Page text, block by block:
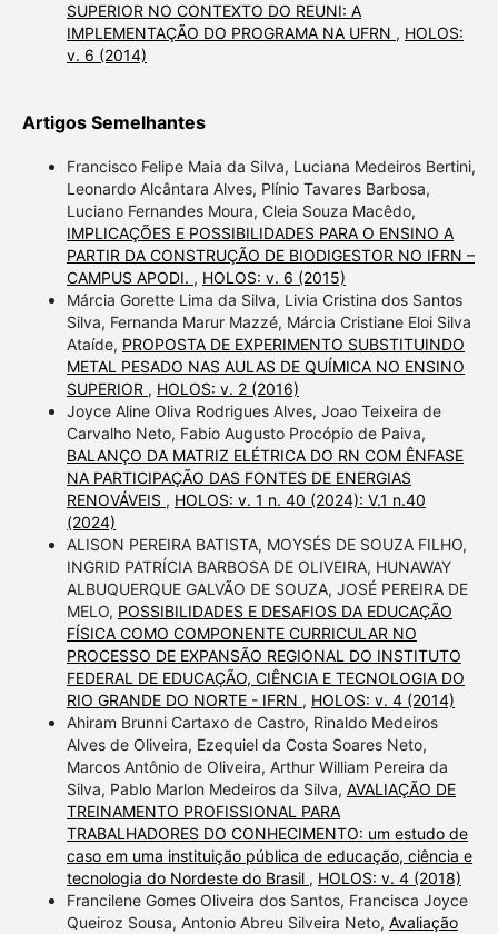
SUPERIOR NO CONTEXTO DO REUNI: A
IMPLEMENTAÇÃO DO PROGRAMA NA UFRN , HOLOS:
v. 6 (2014)
Artigos Semelhantes
Francisco Felipe Maia da Silva, Luciana Medeiros Bertini,
Leonardo Alcântara Alves, Plínio Tavares Barbosa,
Luciano Fernandes Moura, Cleia Souza Macêdo,
IMPLICAÇÕES E POSSIBILIDADES PARA O ENSINO A
PARTIR DA CONSTRUÇÃO DE BIODIGESTOR NO IFRN –
CAMPUS APODI. , HOLOS: v. 6 (2015)
Márcia Gorette Lima da Silva, Livia Cristina dos Santos
Silva, Fernanda Marur Mazzé, Márcia Cristiane Eloi Silva
Ataíde, PROPOSTA DE EXPERIMENTO SUBSTITUINDO
METAL PESADO NAS AULAS DE QUÍMICA NO ENSINO
SUPERIOR , HOLOS: v. 2 (2016)
Joyce Aline Oliva Rodrigues Alves, Joao Teixeira de
Carvalho Neto, Fabio Augusto Procópio de Paiva,
BALANÇO DA MATRIZ ELÉTRICA DO RN COM ÊNFASE
NA PARTICIPAÇÃO DAS FONTES DE ENERGIAS
RENOVÁVEIS , HOLOS: v. 1 n. 40 (2024): V.1 n.40
(2024)
ALISON PEREIRA BATISTA, MOYSÉS DE SOUZA FILHO,
INGRID PATRÍCIA BARBOSA DE OLIVEIRA, HUNAWAY
ALBUQUERQUE GALVÃO DE SOUZA, JOSÉ PEREIRA DE
MELO, POSSIBILIDADES E DESAFIOS DA EDUCAÇÃO
FÍSICA COMO COMPONENTE CURRICULAR NO
PROCESSO DE EXPANSÃO REGIONAL DO INSTITUTO
FEDERAL DE EDUCAÇÃO, CIÊNCIA E TECNOLOGIA DO
RIO GRANDE DO NORTE - IFRN , HOLOS: v. 4 (2014)
Ahiram Brunni Cartaxo de Castro, Rinaldo Medeiros
Alves de Oliveira, Ezequiel da Costa Soares Neto,
Marcos Antônio de Oliveira, Arthur William Pereira da
Silva, Pablo Marlon Medeiros da Silva, AVALIAÇÃO DE
TREINAMENTO PROFISSIONAL PARA
TRABALHADORES DO CONHECIMENTO: um estudo de
caso em uma instituição pública de educação, ciência e
tecnologia do Nordeste do Brasil , HOLOS: v. 4 (2018)
Francilene Gomes Oliveira dos Santos, Francisca Joyce
Queiroz Sousa, Antonio Abreu Silveira Neto, Avaliação